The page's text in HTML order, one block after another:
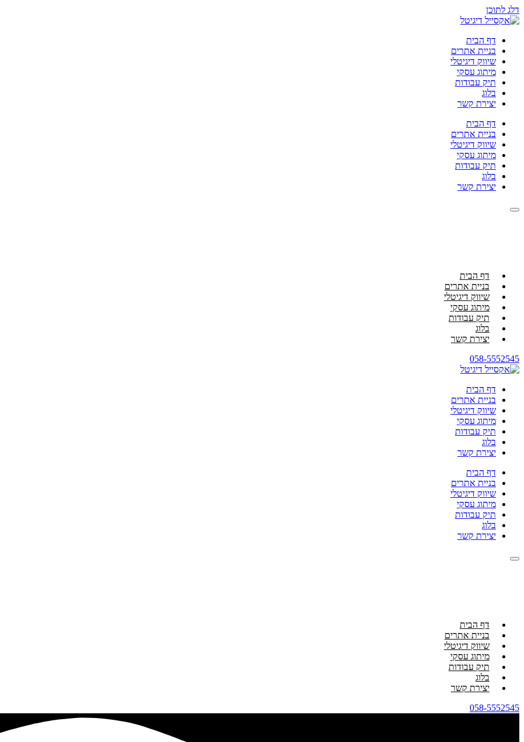
דלג לתוכן
דף הבית
בניית אתרים
שיווק דיגיטלי
מיתוג עסקי
תיק עבודות
בלוג
יצירת קשר
דף הבית
בניית אתרים
שיווק דיגיטלי
מיתוג עסקי
תיק עבודות
בלוג
יצירת קשר
דף הבית
בניית אתרים
שיווק דיגיטלי
מיתוג עסקי
תיק עבודות
בלוג
יצירת קשר
058-5552545
דף הבית
בניית אתרים
שיווק דיגיטלי
מיתוג עסקי
תיק עבודות
בלוג
יצירת קשר
דף הבית
בניית אתרים
שיווק דיגיטלי
מיתוג עסקי
תיק עבודות
בלוג
יצירת קשר
דף הבית
בניית אתרים
שיווק דיגיטלי
מיתוג עסקי
תיק עבודות
בלוג
יצירת קשר
058-5552545